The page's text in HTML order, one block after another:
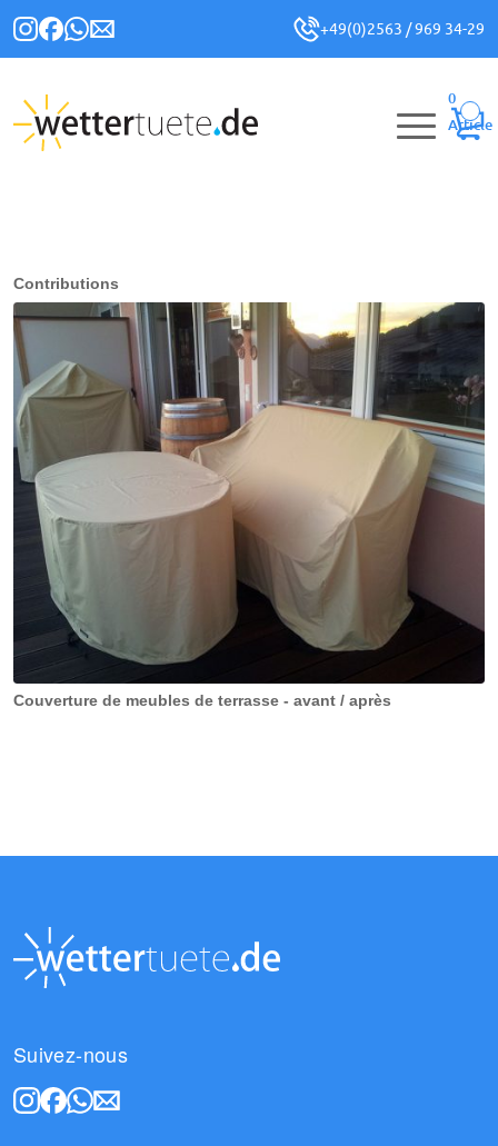
+49(0)2563 / 969 34-29
0
Article
Contributions
Couverture de meubles de terrasse - avant / après
Suivez-nous